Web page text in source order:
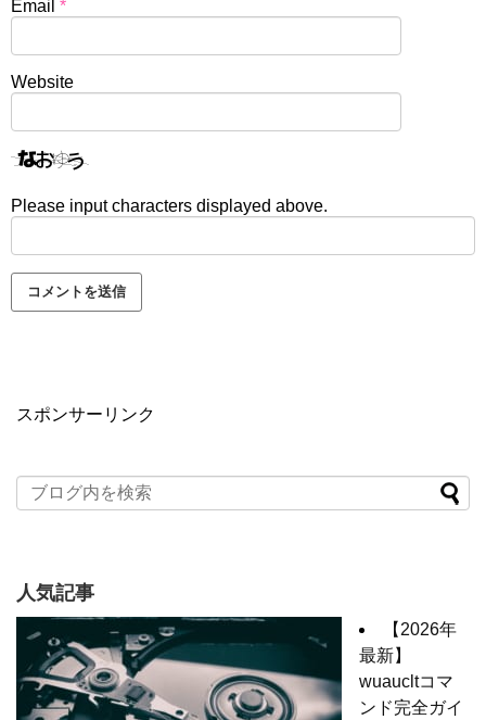
Email *
Website
Please input characters displayed above.
スポンサーリンク
人気記事
【2026年
最新】
wuaucltコマ
ンド完全ガイ